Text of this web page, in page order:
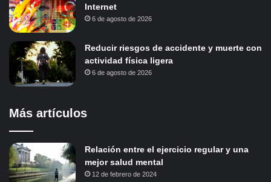
Internet
6 de agosto de 2026
Reducir riesgos de accidente y muerte con
actividad física ligera
6 de agosto de 2026
Más artículos
Relación entre el ejercicio regular y una
mejor salud mental
12 de febrero de 2024